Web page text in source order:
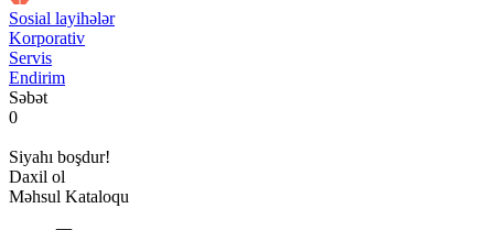
Sosial layihələr
Korporativ
Servis
Endirim
Səbət
0
Siyahı boşdur!
Daxil ol
Məhsul Kataloqu